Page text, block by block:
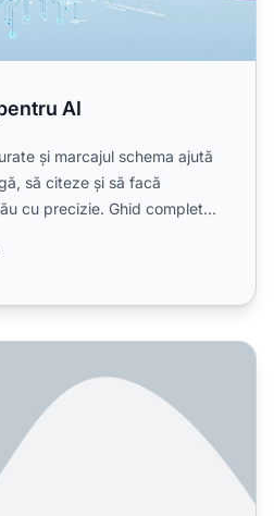
AI
și marcajul schema ajută
să citeze și să facă
cu precizie. Ghid complet
Organization pentru AI -